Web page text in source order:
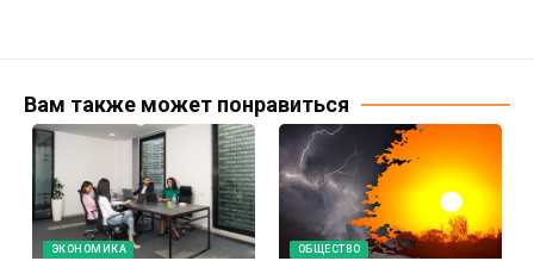
Вам также может понравиться
ЭКОНОМИКА ОБЩЕСТВО